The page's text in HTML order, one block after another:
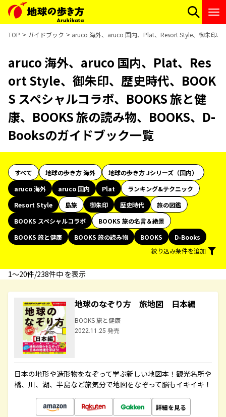
TOP ガイドブック aruco 海外、aruco 国内、Plat、Resort Style、御朱印、
aruco 海外、aruco 国内、Plat、Res
ort Style、御朱印、歴史時代、BOOK
S スペシャルコラボ、BOOKS 旅と健
康、BOOKS 旅の読み物、BOOKS、D-
Booksのガイドブック一覧
すべて 地球の歩き方 海外
地球の歩き方 Jシリーズ（国内）
aruco 海外
aruco 国内 Plat
ランキング&テクニック
Resort Style
島旅 御朱印 歴史時代
旅の図鑑
BOOKS スペシャルコラボ
BOOKS 旅の名言＆絶景
BOOKS 旅と健康
BOOKS 旅の読み物 BOOKS
D-Books
絞り込み条件を追加
1〜20件/238件中 を表示
地球のなぞり方 旅地図 日本編
BOOKS 旅と健康
2022.11.25 発売
日本の地形や造形物をなぞって学ぶ新しい地図本！観光名所や
橋、川、湖、半島など旅気分で地図をなぞって脳もイキイキ！
詳細を見る